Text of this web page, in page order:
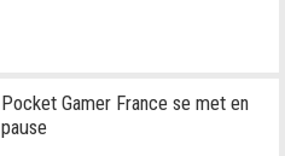
Pocket Gamer France se met en
pause